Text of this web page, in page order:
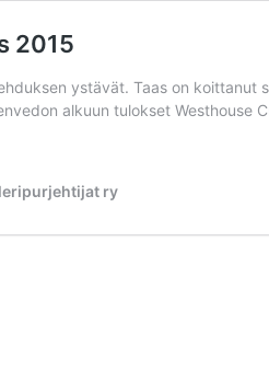
2015
ystävät. Taas on koittanut
alkuun tulokset
ry